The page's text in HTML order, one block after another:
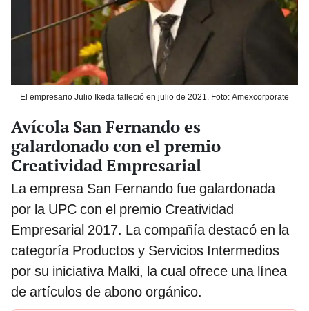
El empresario Julio Ikeda falleció en julio de 2021. Foto: Amexcorporate
Avícola San Fernando es
galardonado con el premio
Creatividad Empresarial
La empresa San Fernando fue galardonada
por la UPC con el premio Creatividad
Empresarial 2017. La compañía destacó en la
categoría Productos y Servicios Intermedios
por su iniciativa Malki, la cual ofrece una línea
de artículos de abono orgánico.